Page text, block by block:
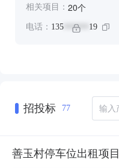
相关项目： 20个
电话： 135 ****** 19
招投标 77
善玉村停车位出租项目